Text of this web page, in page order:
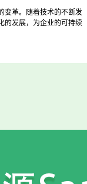
变革。随着技术的不断发
的发展，为企业的可持续